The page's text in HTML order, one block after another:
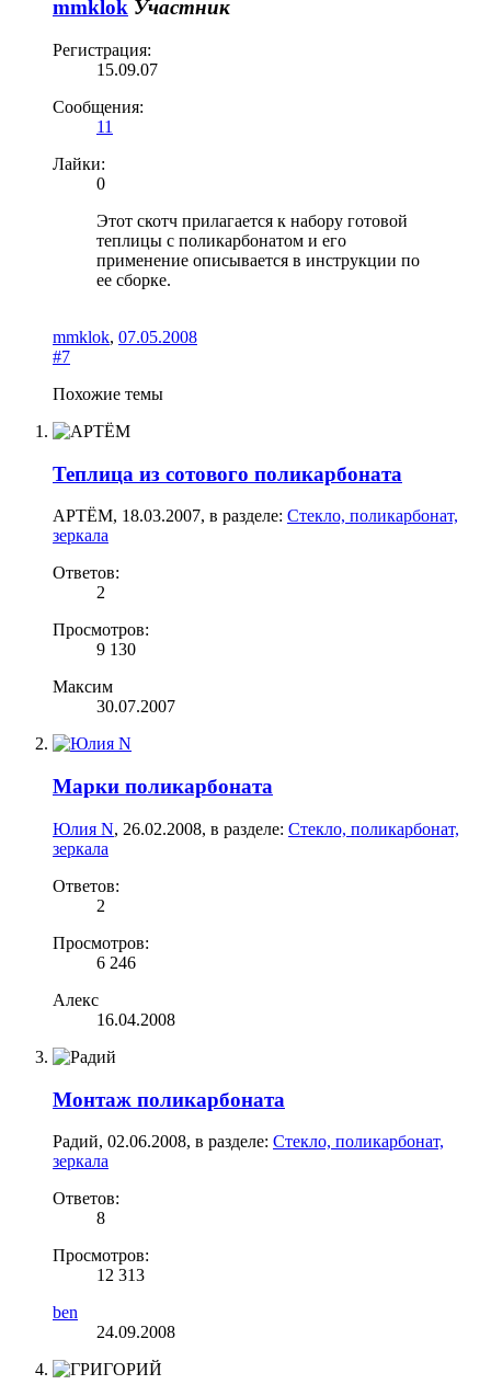
mmklok Участник
Регистрация:
15.09.07
Сообщения:
11
Лайки:
0
Этот скотч прилагается к набору готовой
теплицы с поликарбонатом и его
применение описывается в инструкции по
ее сборке.
mmklok, 07.05.2008
#7
Похожие темы
Теплица из сотового поликарбоната
АРТЁМ, 18.03.2007, в разделе: Стекло, поликарбонат,
зеркала
Ответов:
2
Просмотров:
9 130
Максим
30.07.2007
Марки поликарбоната
Юлия N, 26.02.2008, в разделе: Стекло, поликарбонат,
зеркала
Ответов:
2
Просмотров:
6 246
Алекс
16.04.2008
Монтаж поликарбоната
Радий, 02.06.2008, в разделе: Стекло, поликарбонат,
зеркала
Ответов:
8
Просмотров:
12 313
ben
24.09.2008